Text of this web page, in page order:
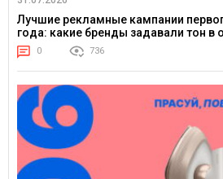
Лучшие рекламные кампании
года: какие бренды задавали тон в
0 736